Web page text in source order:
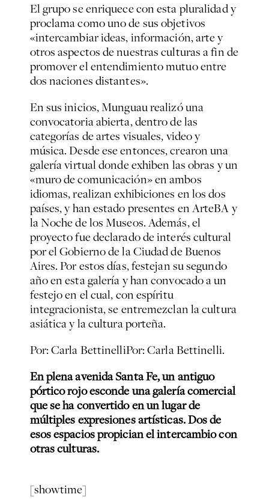
El grupo se enriquece con esta pluralidad y
proclama como uno de sus objetivos
«intercambiar ideas, información, arte y
otros aspectos de nuestras culturas a fin de
promover el entendimiento mutuo entre
dos naciones distantes».
En sus inicios, Munguau realizó una
convocatoria abierta, dentro de las
categorías de artes visuales, video y
música. Desde ese entonces, crearon una
galería virtual donde exhiben las obras y un
«muro de comunicación» en ambos
idiomas, realizan exhibiciones en los dos
países, y han estado presentes en ArteBA y
la Noche de los Museos. Además, el
proyecto fue declarado de interés cultural
por el Gobierno de la Ciudad de Buenos
Aires. Por estos días, festejan su segundo
año en esta galería y han convocado a un
festejo en el cual, con espíritu
integracionista, se entremezclan la cultura
asiática y la cultura porteña.
Por: Carla BettinelliPor: Carla Bettinelli.
En plena avenida Santa Fe, un antiguo
pórtico rojo esconde una galería comercial
que se ha convertido en un lugar de
múltiples expresiones artísticas. Dos de
esos espacios propician el intercambio con
otras culturas.
[showtime]